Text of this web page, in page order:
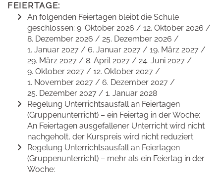
FEIERTAGE:
An folgenden Feiertagen bleibt die Schule
geschlossen: 9. Oktober 2026 / 12. Oktober 2026 /
8. Dezember 2026 / 25. Dezember 2026 /
1. Januar 2027 / 6. Januar 2027 / 19. März 2027 /
29. März 2027 / 8. April 2027 / 24. Juni 2027 /
9. Oktober 2027 / 12. Oktober 2027 /
1. November 2027 / 6. Dezember 2027 /
25. Dezember 2027 / 1. Januar 2028
Regelung Unterrichtsausfall an Feiertagen
(Gruppenunterricht) – ein Feiertag in der Woche:
An Feiertagen ausgefallener Unterricht wird nicht
nachgeholt, der Kurspreis wird nicht reduziert.
Regelung Unterrichtsausfall an Feiertagen
(Gruppenunterricht) – mehr als ein Feiertag in der
Woche: